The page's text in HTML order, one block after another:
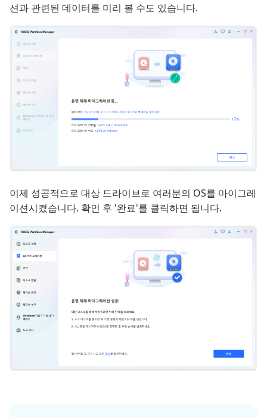
션과 관련된 데이터를 미리 볼 수도 있습니다.
이제 성공적으로 대상 드라이브로 여러분의 OS를 마이그레
이션시켰습니다. 확인 후 '완료'를 클릭하면 됩니다.